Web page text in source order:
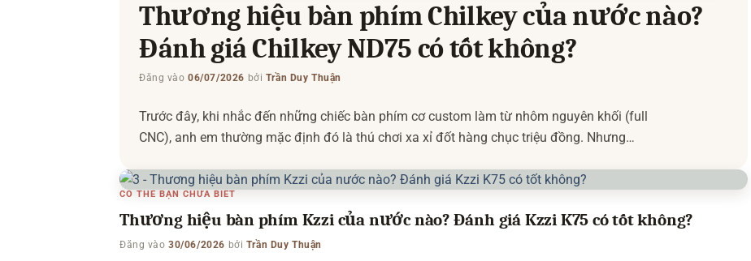
Thương hiệu bàn phím Chilkey của nước nào?
Đánh giá Chilkey ND75 có tốt không?
Đăng vào06/07/2026 bởi Trần Duy Thuận
Trước đây, khi nhắc đến những chiếc bàn phím cơ custom làm từ nhôm nguyên khối (full
CNC), anh em thường mặc định đó là thú chơi xa xỉ đốt hàng chục triệu đồng. Nhưng
tranh khốc […]
CÓ THỂ BẠN CHƯA BIẾT
Thương hiệu bàn phím Kzzi của nước nào? Đánh giá Kzzi K75 có tốt không?
Đăng vào30/06/2026 bởi Trần Duy Thuận